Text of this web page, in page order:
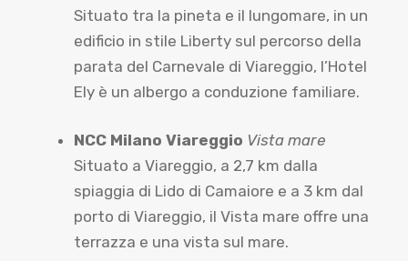
Situato tra la pineta e il lungomare, in un
edificio in stile Liberty sul percorso della
parata del Carnevale di Viareggio, l’Hotel
Ely è un albergo a conduzione familiare.
NCC Milano Viareggio Vista mare
Situato a Viareggio, a 2,7 km dalla
spiaggia di Lido di Camaiore e a 3 km dal
porto di Viareggio, il Vista mare offre una
terrazza e una vista sul mare.